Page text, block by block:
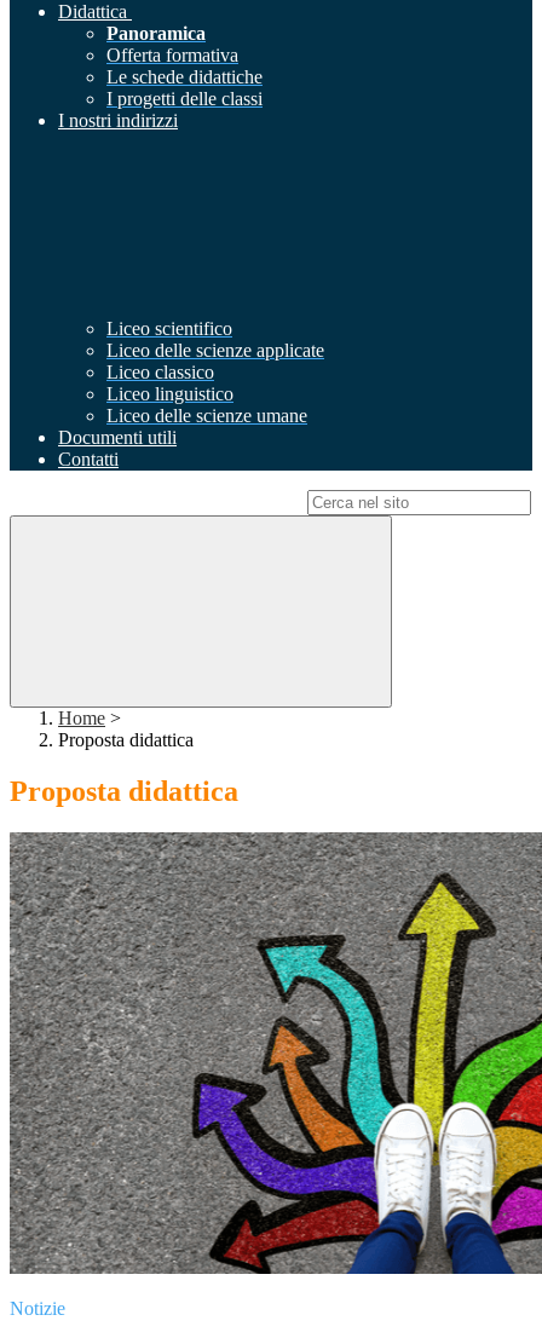
Didattica
Panoramica
Offerta formativa
Le schede didattiche
I progetti delle classi
I nostri indirizzi
Liceo scientifico
Liceo delle scienze applicate
Liceo classico
Liceo linguistico
Liceo delle scienze umane
Documenti utili
Contatti
Home >
Proposta didattica
Proposta didattica
Notizie